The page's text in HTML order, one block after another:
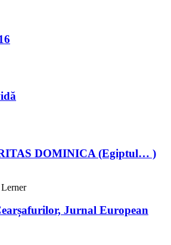
DOMINICA (Egiptul… )
Jurnal European